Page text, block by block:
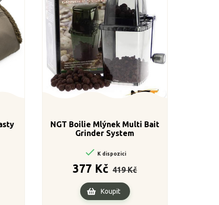
NGT Boilie Mlýnek Multi Bait
Grinder System
 K dispozici
377 Kč
cena
419 Kč
Koupit